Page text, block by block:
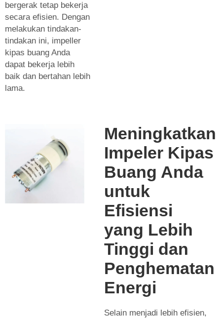
bergerak tetap bekerja
secara efisien. Dengan
melakukan tindakan-
tindakan ini, impeller
kipas buang Anda
dapat bekerja lebih
baik dan bertahan lebih
lama.
Meningkatkan
Impeler Kipas
Buang Anda
untuk
Efisiensi
yang Lebih
Tinggi dan
Penghematan
Energi
Selain menjadi lebih efisien,